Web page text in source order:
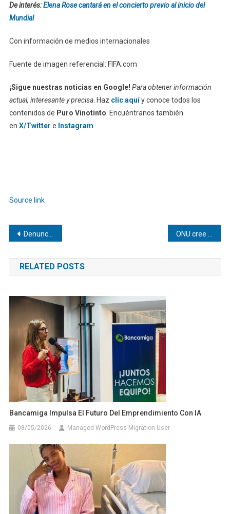
De interés:Elena Rose cantará en el concierto previo al inicio del
Mundial
Con información de medios internacionales
Fuente de imagen referencial: FIFA.com
¡Sigue nuestras noticias en Google! Para obtener información
actual, interesante y precisa. Haz clic aquíy conoce todos los
contenidos de Puro Vinotinto . Encuéntranos también
en X/Twitter e Instagram
Source link
Navegación
de
entradas
Denuncian deterioro de salud de presos vinculados a supuesto grupo terrorista
RELATED POSTS
Bancamiga Impulsa El Futuro Del Emprendimiento Con IA
08/05/2026 Managed WordPress Migration User